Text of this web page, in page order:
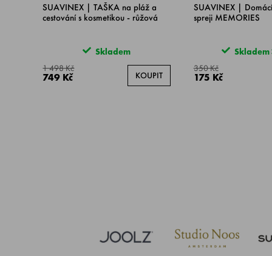
SUAVINEX | TAŠKA na pláž a
cestování s kosmetikou - růžová
Skladem
1 498 Kč
749 Kč KOUPIT
SUAVINEX |
spreji MEMORIES
Skladem
350 Kč
175 Kč